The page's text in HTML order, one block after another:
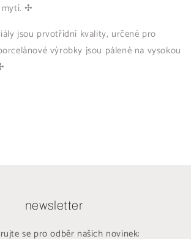
mytí. ✣
jsou prvotřídní kvality, určené pro
výrobky jsou pálené na vysokou
newsletter
se pro odběr našich novinek: